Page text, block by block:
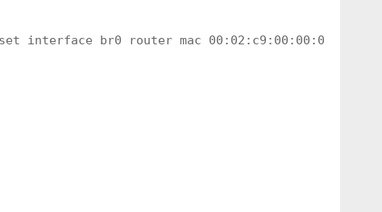
interface br0 router mac 00:02:c9:00:00:01